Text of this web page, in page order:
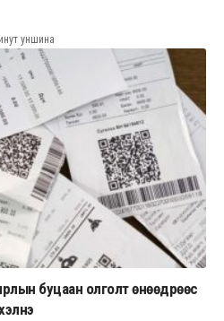
уншина
буцаан олголт өнөөдрөөс